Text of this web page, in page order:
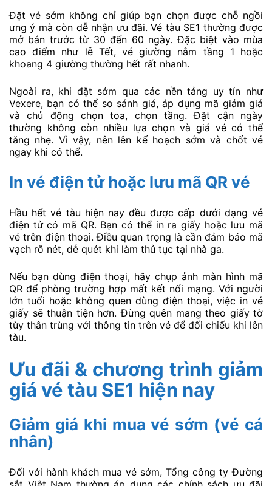
Đặt vé sớm không chỉ giúp bạn chọn được chỗ ngồi
ưng ý mà còn dễ nhận ưu đãi. Vé tàu SE1 thường được
mở bán trước từ 30 đến 60 ngày. Đặc biệt vào mùa
cao điểm như lễ Tết, vé giường nằm tầng 1 hoặc
khoang 4 giường thường hết rất nhanh.
Ngoài ra, khi đặt sớm qua các nền tảng uy tín như
Vexere, bạn có thể so sánh giá, áp dụng mã giảm giá
và chủ động chọn toa, chọn tầng. Đặt cận ngày
thường không còn nhiều lựa chọn và giá vé có thể
tăng nhẹ. Vì vậy, nên lên kế hoạch sớm và chốt vé
ngay khi có thể.
In vé điện tử hoặc lưu mã QR vé
Hầu hết vé tàu hiện nay đều được cấp dưới dạng vé
điện tử có mã QR. Bạn có thể in ra giấy hoặc lưu mã
vé trên điện thoại. Điều quan trọng là cần đảm bảo mã
vạch rõ nét, dễ quét khi làm thủ tục tại nhà ga.
Nếu bạn dùng điện thoại, hãy chụp ảnh màn hình mã
QR để phòng trường hợp mất kết nối mạng. Với người
lớn tuổi hoặc không quen dùng điện thoại, việc in vé
giấy sẽ thuận tiện hơn. Đừng quên mang theo giấy tờ
tùy thân trùng với thông tin trên vé để đối chiếu khi lên
tàu.
Ưu đãi & chương trình giảm
giá vé tàu SE1 hiện nay
Giảm giá khi mua vé sớm (vé cá
nhân)
Đối với hành khách mua vé sớm, Tổng công ty Đường